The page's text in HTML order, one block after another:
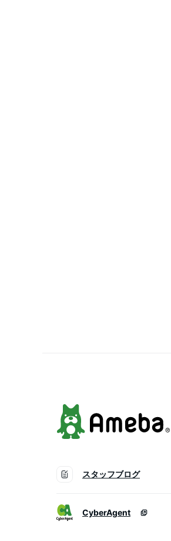
スタッフブログ
CyberAgent